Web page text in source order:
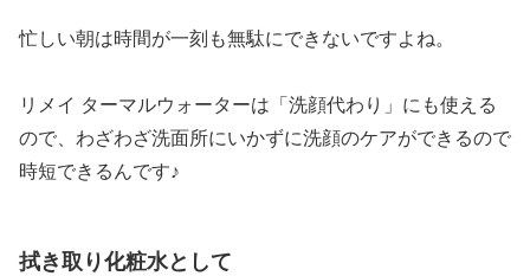
忙しい朝は時間が一刻も無駄にできないですよね。
リメイ ターマルウォーターは「洗顔代わり」にも使える
ので、わざわざ洗面所にいかずに洗顔のケアができるので
時短できるんです♪
拭き取り化粧水として